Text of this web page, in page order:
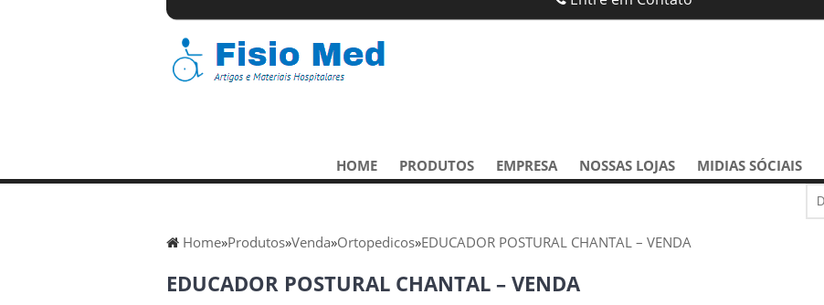
HOME PRODUTOS EMPRESA NOSSAS LOJAS MIDIAS SÓCIAIS
Home»Produtos»Venda»Ortopedicos»EDUCADOR POSTURAL CHANTAL – VENDA
EDUCADOR POSTURAL CHANTAL – VENDA